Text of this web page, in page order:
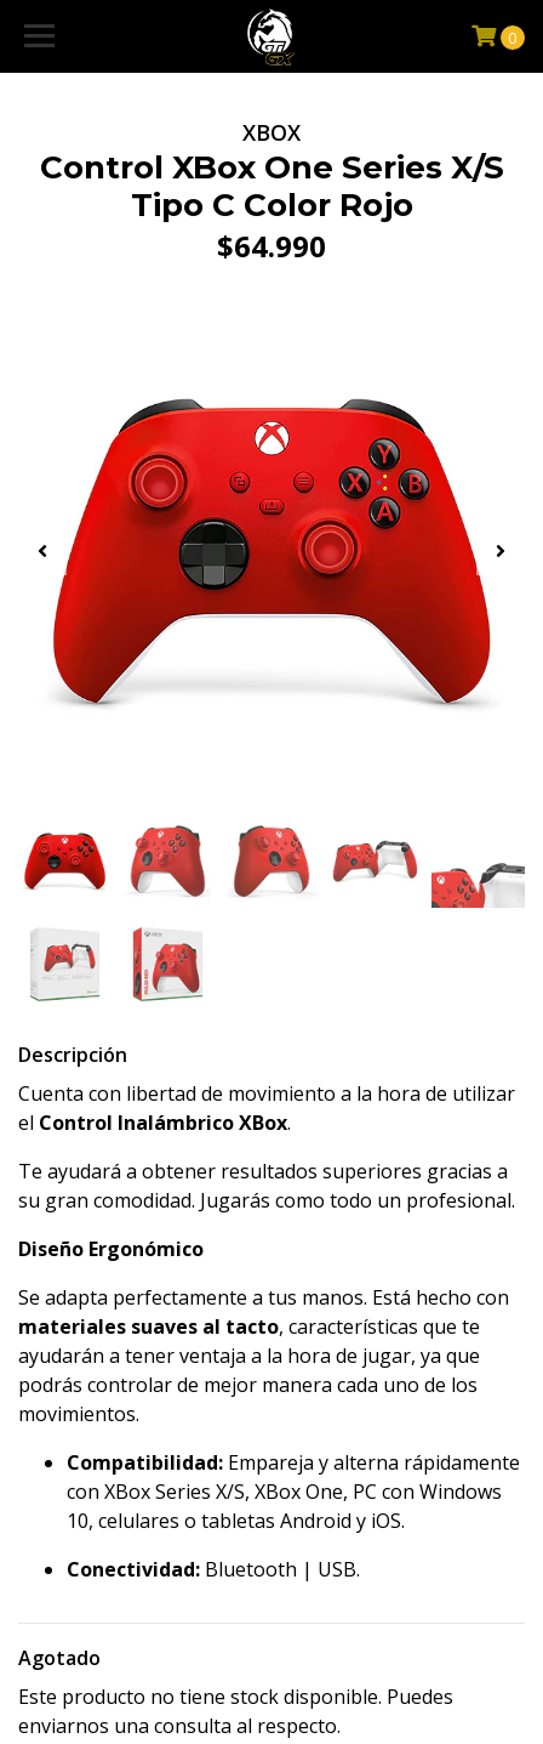
0
XBOX
Control XBox One Series X/S
Tipo C Color Rojo
$64.990
Descripción
Cuenta con libertad de movimiento a la hora de utilizar
el Control Inalámbrico XBox.
Te ayudará a obtener resultados superiores gracias a
su gran comodidad. Jugarás como todo un profesional.
Diseño Ergonómico
Se adapta perfectamente a tus manos. Está hecho con
materiales suaves al tacto, características que te
ayudarán a tener ventaja a la hora de jugar, ya que
podrás controlar de mejor manera cada uno de los
movimientos.
Compatibilidad: Empareja y alterna rápidamente
con XBox Series X/S, XBox One, PC con Windows
10, celulares o tabletas Android y iOS.
Conectividad: Bluetooth | USB.
Agotado
Este producto no tiene stock disponible. Puedes
enviarnos una consulta al respecto.